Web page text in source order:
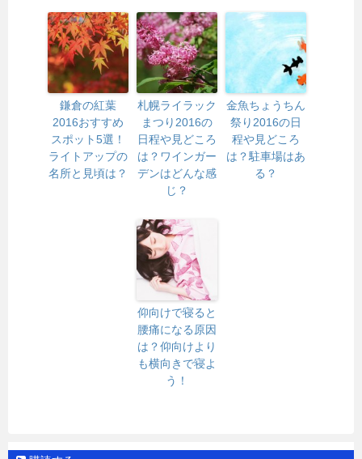
鎌倉の紅葉
2016おすすめ
スポット5選！
ライトアップの
名所と見頃は？
札幌ライラック
まつり2016の
日程や見どころ
は？ワインガー
デンはどんな感
じ？
金魚ちょうちん
祭り2016の日
程や見どころ
は？駐車場はあ
る？
仰向けで寝ると
腰痛になる原因
は？仰向けより
も横向きで寝よ
う！